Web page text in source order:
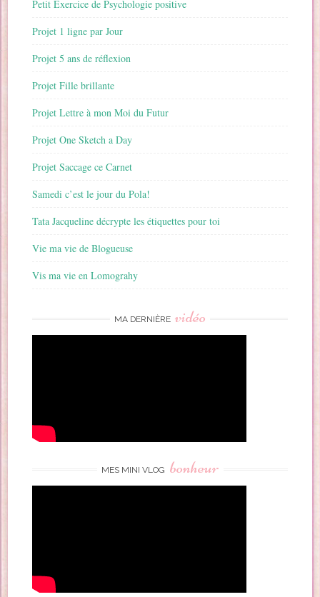
Petit Exercice de Psychologie positive
Projet 1 ligne par Jour
Projet 5 ans de réflexion
Projet Fille brillante
Projet Lettre à mon Moi du Futur
Projet One Sketch a Day
Projet Saccage ce Carnet
Samedi c’est le jour du Pola!
Tata Jacqueline décrypte les étiquettes pour toi
Vie ma vie de Blogueuse
Vis ma vie en Lomograhy
MA DERNIÈRE vidéo
MES MINI VLOG bonheur